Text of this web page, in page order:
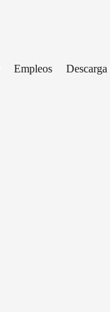
Empleos